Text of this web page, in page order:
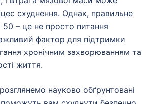
схуднення. Однак, правильне
50 – це не просто питання
фактор для підтримки
хронічним захворюванням та
життя.
науково обґрунтовані